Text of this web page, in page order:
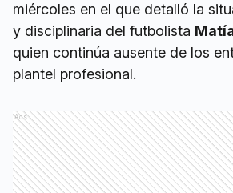
miércoles en el que detalló la
y disciplinaria del futbolista
quien continúa ausente de los
plantel profesional.
Ads